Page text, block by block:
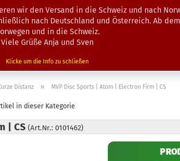
Suche...
wir den Versand in die Schweiz und nach
nach Deutschland und Österreich. Ab
und in die Schweiz.
Viele Grüße Anja und Sven
Klicke um die Info zu schließen
ZUBEHÖR
Distanz » MVP Disc Sports | Atom | Electron Firm | CS
in dieser Kategorie
| CS (Art.Nr.: 0101462)